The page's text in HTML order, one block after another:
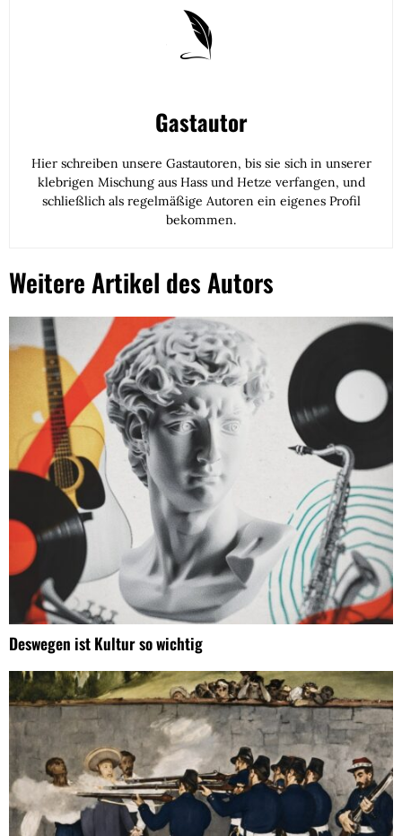
Gastautor
Hier schreiben unsere Gastautoren, bis sie sich in unserer
klebrigen Mischung aus Hass und Hetze verfangen, und
schließlich als regelmäßige Autoren ein eigenes Profil
bekommen.
Weitere Artikel des Autors
Deswegen ist Kultur so wichtig